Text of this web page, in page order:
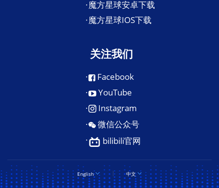
魔方星球安卓下载
魔方星球IOS下载
关注我们
Facebook
YouTube
Instagram
微信公众号
bilibili官网
English 中文